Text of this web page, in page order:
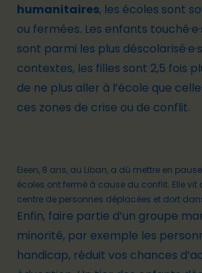
humanitaires, les écoles sont
ou fermées. Les enfants
sont parmi les plus
contextes, les filles sont 2,5 fois
de ne plus aller à l’école que
ces zones de crise ou de conflit.
Eleen, 8 ans, au Liban, a dû mettre en
écoles ont fermé à cause du conflit. Elle
centre de personnes déplacées et dort
Enfin, faire partie d’un groupe
minorité, par exemple les
handicap, réduit vos chances